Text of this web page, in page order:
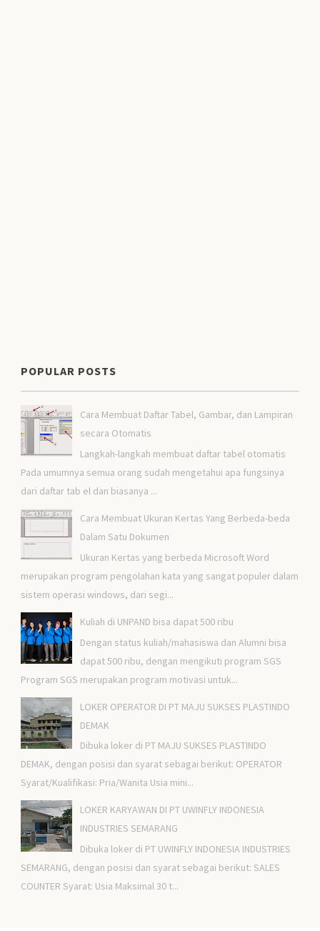
POPULAR POSTS
Cara Membuat Daftar Tabel, Gambar, dan Lampiran
secara Otomatis
Langkah-langkah membuat daftar tabel otomatis
Pada umumnya semua orang sudah mengetahui apa fungsinya
dari daftar tab el dan biasanya ...
Cara Membuat Ukuran Kertas Yang Berbeda-beda
Dalam Satu Dokumen
Ukuran Kertas yang berbeda Microsoft Word
merupakan program pengolahan kata yang sangat populer dalam
sistem operasi windows, dari segi...
Kuliah di UNPAND bisa dapat 500 ribu
Dengan status kuliah/mahasiswa dan Alumni bisa
dapat 500 ribu, dengan mengikuti program SGS
Program SGS merupakan program motivasi untuk...
LOKER OPERATOR DI PT MAJU SUKSES PLASTINDO
DEMAK
Dibuka loker di PT MAJU SUKSES PLASTINDO
DEMAK, dengan posisi dan syarat sebagai berikut: OPERATOR
Syarat/Kualifikasi: Pria/Wanita Usia mini...
LOKER KARYAWAN DI PT UWINFLY INDONESIA
INDUSTRIES SEMARANG
Dibuka loker di PT UWINFLY INDONESIA INDUSTRIES
SEMARANG, dengan posisi dan syarat sebagai berikut: SALES
COUNTER Syarat: Usia Maksimal 30 t...